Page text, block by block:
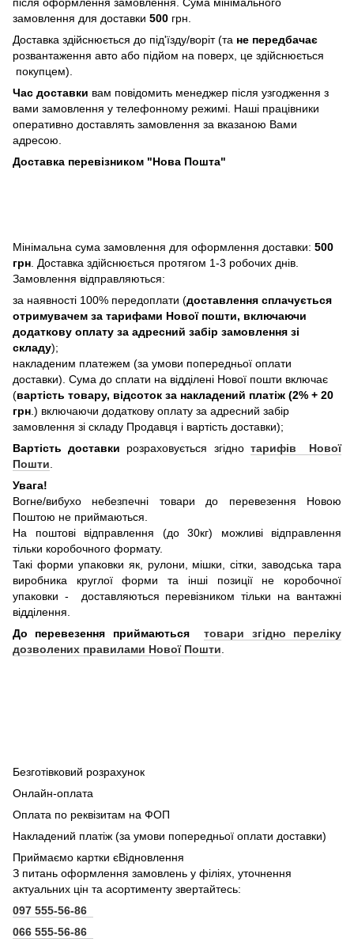
замовлення для доставки 500 грн.
Доставка здійснюється до під'їзду/воріт (та не передбачає
розвантаження авто або підйом на поверх, це здійснюється
покупцем).
Час доставки вам повідомить менеджер після узгодження з
вами замовлення у телефонному режимі. Наші працівники
оперативно доставлять замовлення за вказаною Вами
адресою.
Доставка перевізником "Нова Пошта"
Мінімальна сума замовлення для оформлення доставки: 500
грн . Доставка здійснюється протягом 1-3 робочих днів.
Замовлення відправляються:
за наявності 100% передоплати (доставлення сплачується
отримувачем за тарифами Нової пошти, включаючи
додаткову оплату за адресний забір замовлення зі
складу);
накладеним платежем (за умови попередньої оплати
доставки). Сума до сплати на відділені Нової пошти включає
(вартість товару, відсоток за накладений платіж (2% + 20
грн .) включаючи додаткову оплату за адресний забір
замовлення зі складу Продавця і вартість доставки);
Вартість доставки розраховується згідно тарифів Нової
Пошти
Увага!
Вогне/вибухо небезпечні товари до перевезення Новою
Поштою не приймаються.
На поштові відправлення (до 30кг) можливі відправлення
тільки коробочного формату.
Такі форми упаковки як, рулони, мішки, сітки, заводська тара
виробника круглої форми та інші позиції не коробочної
упаковки - доставляються перевізником тільки на вантажні
відділення.
До перевезення приймаютьсятовари згідно переліку
дозволених правилами Нової Пошти
Безготівковий розрахунок
Онлайн-оплата
Оплата по реквізитам на ФОП
Накладений платіж (за умови попередньої оплати доставки)
Приймаємо картки єВідновлення
З питань оформлення замовлень у філіях, уточнення
актуальних цін та асортименту звертайтесь:
097 555-56-86
066 555-56-86